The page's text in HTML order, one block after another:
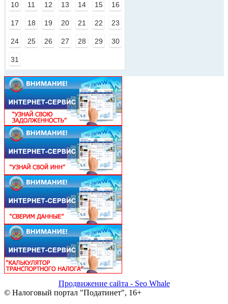
10 11 12 13 14 15 16
17 18 19 20 21 22 23
24 25 26 27 28 29 30
31
Продвижение сайта - Seo Whale
© Налоговый портал "Податинет", 16+